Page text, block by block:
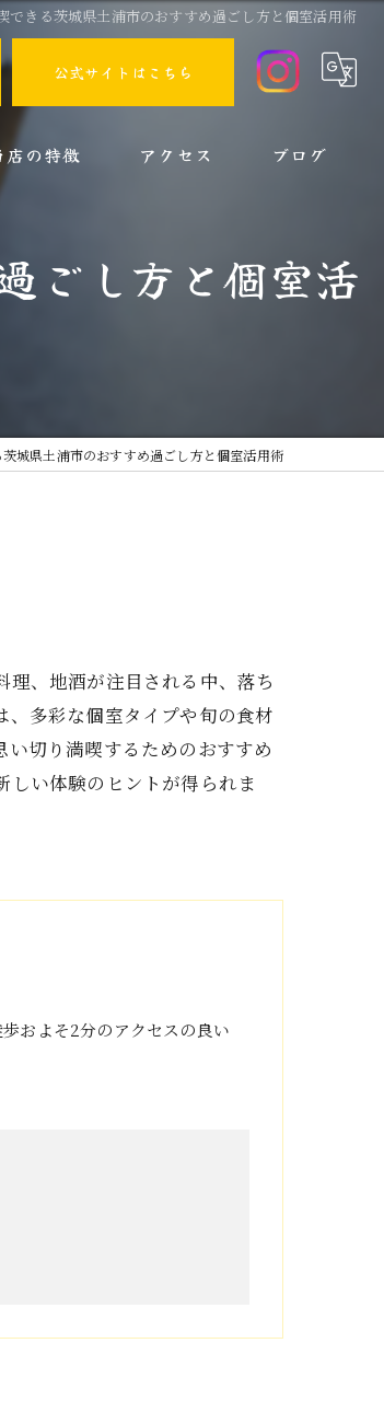
できる茨城県土浦市のおすすめ過ごし方と個室活用術
公式サイトはこちら
店の特徴
ーツ観戦
アクセス ブログ
ごし方と個室活
城県土浦市のおすすめ過ごし方と個室活用術
、地酒が注目される中、落ち
多彩な個室タイプや旬の食材
切り満喫するためのおすすめ
い体験のヒントが得られま
およそ2分のアクセスの良い